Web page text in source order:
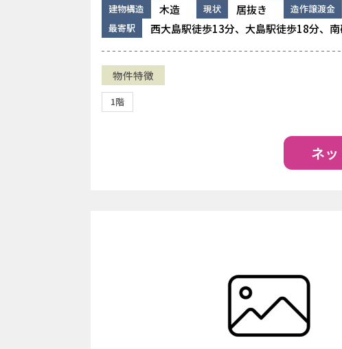
建物構造 木造 現状 居抜き 造作譲渡金
最寄駅 西大島駅徒歩13分、大島駅徒歩18分、
物件特徴
1階
ネ